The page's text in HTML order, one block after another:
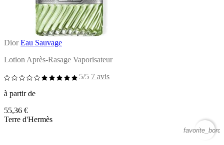
Dior Eau Sauvage
Lotion Après-Rasage Vaporisateur
5/5 7 avis
à partir de
55,36 €
Terre d'Hermès